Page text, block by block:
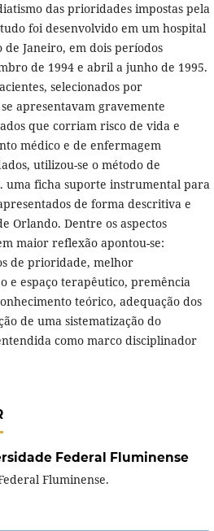
das prioridades impostas pela
foi desenvolvido em um hospital
de Janeiro, em dois períodos
de 1994 e abril a junho de 1995.
selecionados por
apresentavam gravemente
que corriam risco de vida e
médico e de enfermagem
utilizou-se o método de
uma ficha suporte instrumental para
de forma descritiva e
Orlando. Dentre os aspectos
maior reflexão apontou-se:
de prioridade, melhor
e espaço terapêutico, premência
teórico, adequação dos
de uma sistematização do
como marco disciplinador
Federal Fluminense
Fluminense.